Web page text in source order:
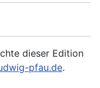
dieser Edition
pfau.de.